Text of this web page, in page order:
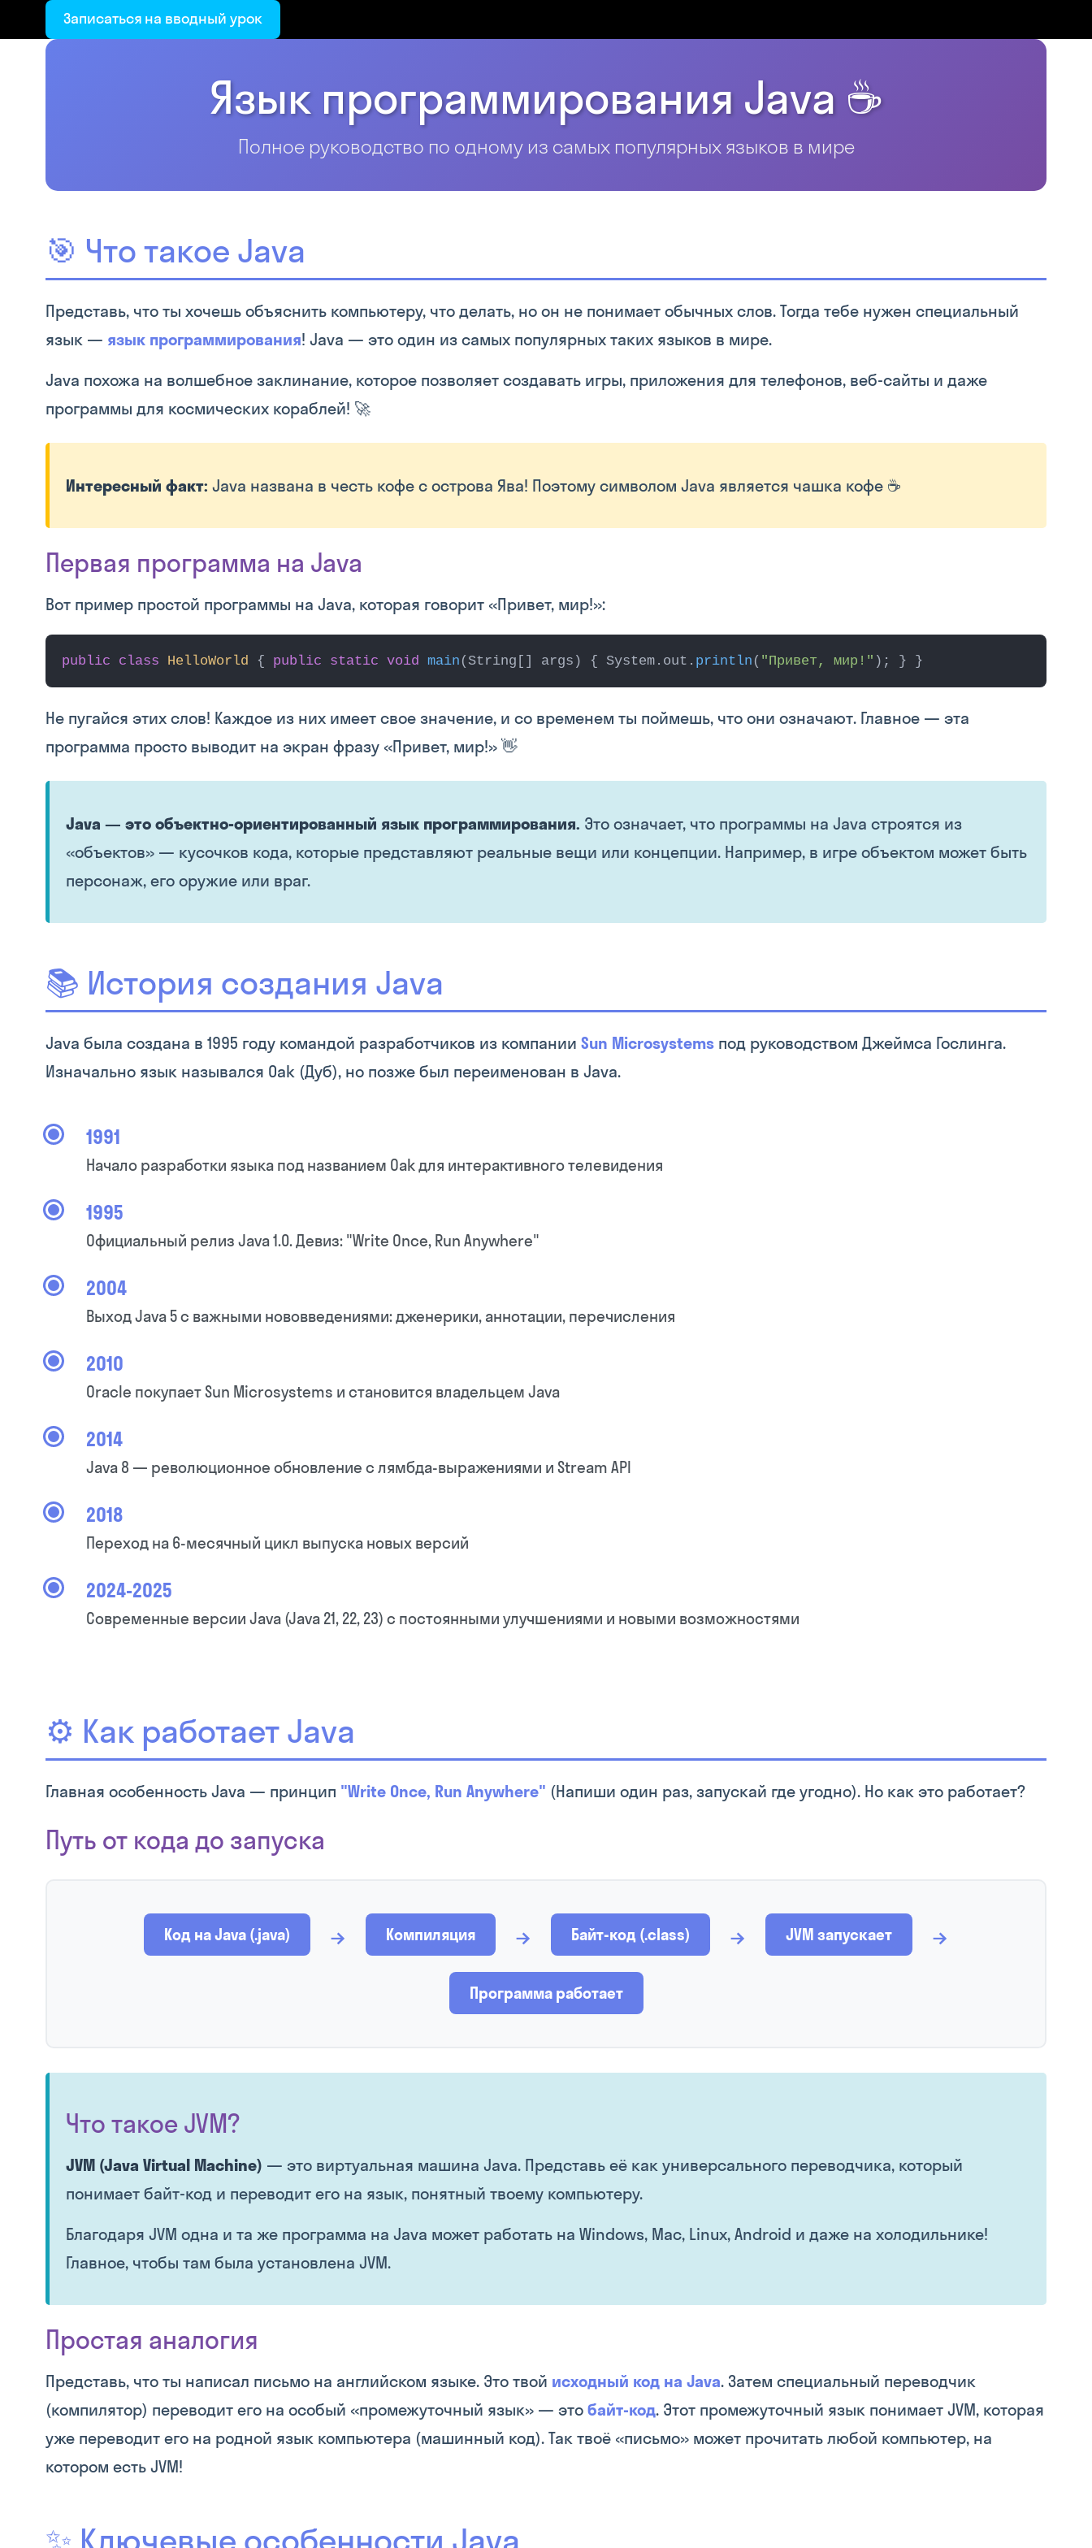
Записаться на вводный урок
Язык программирования Java ☕
Полное руководство по одному из самых популярных языков в мире
🎯 Что такое Java
Представь, что ты хочешь объяснить компьютеру, что делать, но он не понимает обычных слов. Тогда тебе нужен специальный
язык — язык программирования! Java — это один из самых популярных таких языков в мире.
Java похожа на волшебное заклинание, которое позволяет создавать игры, приложения для телефонов, веб-сайты и даже
программы для космических кораблей! 🚀
Интересный факт: Java названа в честь кофе с острова Ява! Поэтому символом Java является чашка кофе ☕
Первая программа на Java
Вот пример простой программы на Java, которая говорит «Привет, мир!»:
public class HelloWorld { public static void main (String[] args) { System.out. println ( "Привет, мир!" ); } }
Не пугайся этих слов! Каждое из них имеет свое значение, и со временем ты поймешь, что они означают. Главное — эта
программа просто выводит на экран фразу «Привет, мир!» 👋
Java — это объектно-ориентированный язык программирования. Это означает, что программы на Java строятся из
«объектов» — кусочков кода, которые представляют реальные вещи или концепции. Например, в игре объектом может быть
персонаж, его оружие или враг.
📚 История создания Java
Java была создана в 1995 году командой разработчиков из компании Sun Microsystems под руководством Джеймса Гослинга.
Изначально язык назывался Oak (Дуб), но позже был переименован в Java.
1991
Начало разработки языка под названием Oak для интерактивного телевидения
1995
Официальный релиз Java 1.0. Девиз: "Write Once, Run Anywhere"
2004
Выход Java 5 с важными нововведениями: дженерики, аннотации, перечисления
2010
Oracle покупает Sun Microsystems и становится владельцем Java
2014
Java 8 — революционное обновление с лямбда-выражениями и Stream API
2018
Переход на 6-месячный цикл выпуска новых версий
2024-2025
Современные версии Java (Java 21, 22, 23) с постоянными улучшениями и новыми возможностями
⚙️ Как работает Java
Главная особенность Java — принцип "Write Once, Run Anywhere" (Напиши один раз, запускай где угодно). Но как это работает?
Путь от кода до запуска
Код на Java (.java) → Компиляция → Байт-код (.class) → JVM запускает →
Программа работает
Что такое JVM?
JVM (Java Virtual Machine) — это виртуальная машина Java. Представь её как универсального переводчика, который
понимает байт-код и переводит его на язык, понятный твоему компьютеру.
Благодаря JVM одна и та же программа на Java может работать на Windows, Mac, Linux, Android и даже на холодильнике!
Главное, чтобы там была установлена JVM.
Простая аналогия
Представь, что ты написал письмо на английском языке. Это твой исходный код на Java. Затем специальный переводчик
(компилятор) переводит его на особый «промежуточный язык» — это байт-код. Этот промежуточный язык понимает JVM, которая
уже переводит его на родной язык компьютера (машинный код). Так твоё «письмо» может прочитать любой компьютер, на
котором есть JVM!
✨ Ключевые особенности Java